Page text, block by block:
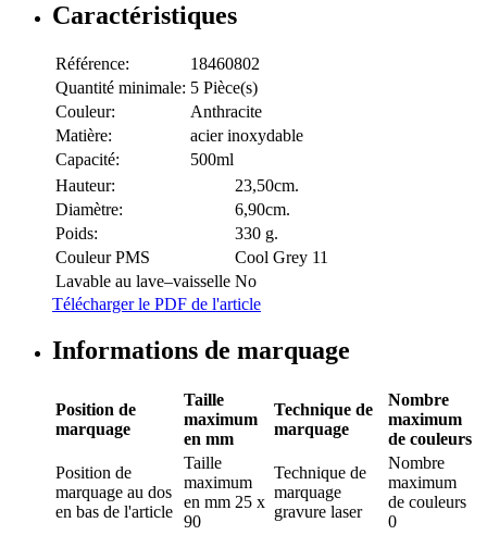
Caractéristiques
Référence:
18460802
Quantité minimale: 5 Pièce(s)
Couleur:
Anthracite
Matière:
acier inoxydable
Capacité:
500ml
Hauteur:
23,50cm.
Diamètre:
6,90cm.
Poids:
330 g.
Couleur PMS
Cool Grey 11
Lavable au lave–vaisselle No
Télécharger le PDF de l'article
Informations de marquage
Position de
marquage
Taille
maximum
en mm
Technique de
marquage
Nombre
maximum
de couleurs
Position de
marquage au dos
en bas de l'article
Taille
maximum
en mm 25 x
90
Technique de
marquage
gravure laser
Nombre
maximum
de couleurs
0